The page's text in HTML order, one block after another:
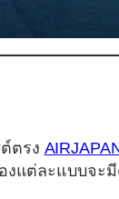
ตรง
งแต่ละแบบจะ